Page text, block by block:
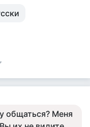
общаться? Меня